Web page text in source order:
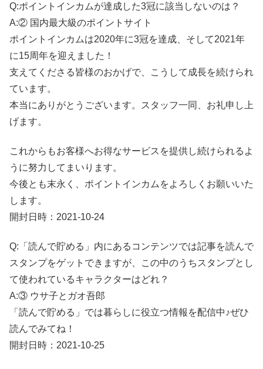
Q:ポイントインカムが達成した3冠に該当しないのは？
A:② 国内最大級のポイントサイト
ポイントインカムは2020年に3冠を達成、そして2021年
に15周年を迎えました！
支えてくださる皆様のおかげで、こうして成長を続けられ
ています。
本当にありがとうございます。スタッフ一同、お礼申し上
げます。
これからもお客様へお得なサービスを提供し続けられるよ
うに努力してまいります。
今後とも末永く、ポイントインカムをよろしくお願いいた
します。
開封日時：2021-10-24
Q:「読んで貯める」内にあるコンテンツでは記事を読んで
スタンプをゲットできますが、この中のうちスタンプとし
て使われているキャラクターはどれ？
A:③ ウサ子とガオ吾郎
「読んで貯める」では暮らしに役立つ情報を配信中♪ぜひ
読んでみてね！
開封日時：2021-10-25